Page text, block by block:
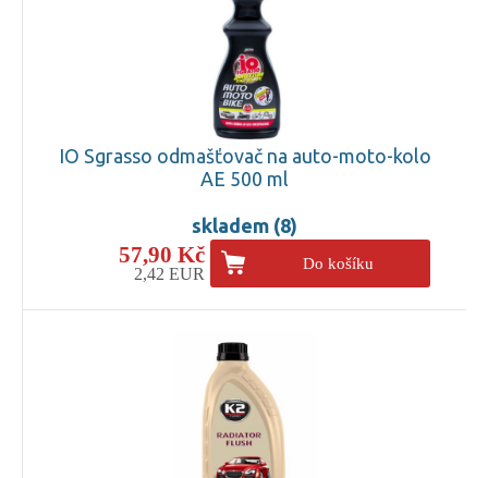
IO Sgrasso odmašťovač na auto-moto-kolo
AE 500 ml
skladem (8)
57,90 Kč
2,42 EUR
Do košíku